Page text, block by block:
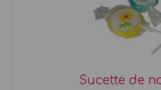
Sucette de